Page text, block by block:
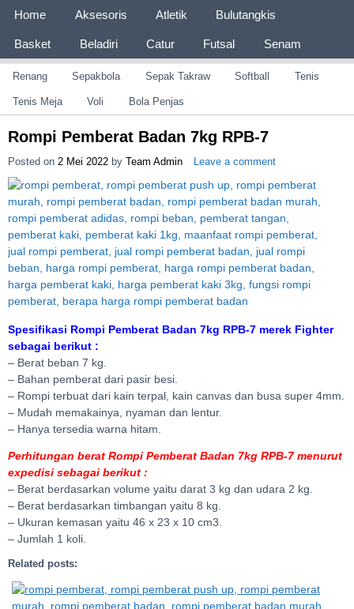
Home Aksesoris Atletik Bulutangkis
Basket Beladiri Catur Futsal Senam
CV JAYA BERSAMA Co Id
Menyediakan Semua Perlengkapan Olahraga Yang
Page 2
Renang Sepakbola Sepak Takraw Softball Tenis
Tenis Meja Voli Bola Penjas
Rompi Pemberat Badan 7kg RPB-7
Posted on 2 Mei 2022 by Team Admin Leave a comment
Spesifikasi Rompi Pemberat Badan 7kg RPB-7 merek Fighter
sebagai berikut :
– Berat beban 7 kg.
– Bahan pemberat dari pasir besi.
– Rompi terbuat dari kain terpal, kain canvas dan busa super 4mm.
– Mudah memakainya, nyaman dan lentur.
– Hanya tersedia warna hitam.
Perhitungan berat Rompi Pemberat Badan 7kg RPB-7 menurut
expedisi sebagai berikut :
– Berat berdasarkan volume yaitu darat 3 kg dan udara 2 kg.
– Berat berdasarkan timbangan yaitu 8 kg.
– Ukuran kemasan yaitu 46 x 23 x 10 cm3.
– Jumlah 1 koli.
Related posts: